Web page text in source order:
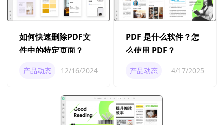
如何快速删除PDF文
件中的特定页面？
产品动态 12/16/2024
PDF 是什么软件？怎
么使用 PDF？
产品动态 4/17/2025